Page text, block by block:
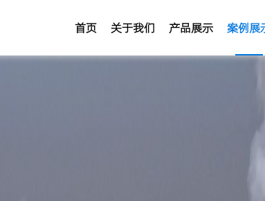
首页 关于我们 产品展示 案例展